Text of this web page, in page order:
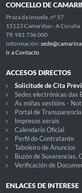
CONCELLO DE
Praza da Insuela, nº 57
15123 Camariñas - A Coruña
Tlf. 981 736 000
Información:
Ir a Contacto
ACCESOS DIRECTOS
Solicitude de Cita
Sedes electrónicas das
As miñas xestións -
Portal de Transparencia
Impresos xerais
Calendario Oficial
Perfil do Contratante
Taboleiro de Anuncios
Buzón de Suxerencias,
Verificación de
ENLACES DE INTERESE